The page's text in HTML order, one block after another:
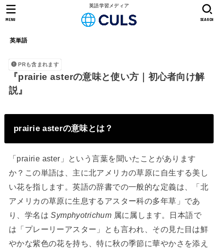
英語学習メディア
英単語
SEARCH
MENU
PRも含まれます
『prairie asterの意味と使い方｜初心者向け解
説』
prairie asterの意味とは？
「prairie aster」という言葉を聞いたことがあります
か？この単語は、主に北アメリカの草原に自生する美し
い花を指します。英語の辞書での一般的な定義は、「北
アメリカの草原に生息するアスター科の多年草」であ
り、学名はSymphyotrichum 属に属します。日本語で
は「プレーリーアスター」とも言われ、その見た目は鮮
やかな紫色の花を持ち、特に秋の季節に華やかさを添え